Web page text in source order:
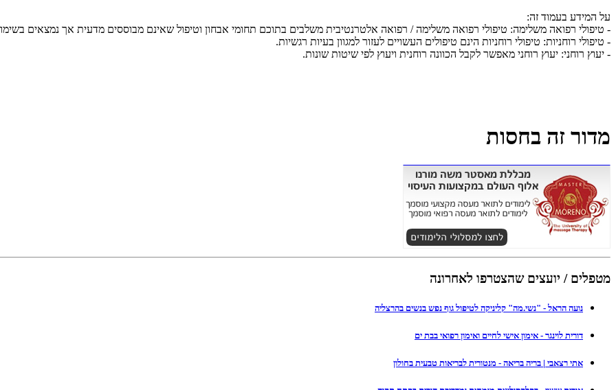
על המידע בעמוד זה:
- טיפולי רפואה משלימה: טיפולי רפואה משלימה / רפואה אלטרנטיבית משלבים בתוכם תחומי אבחון וטיפול שאינם מבוססים מדעית אך נמצאים
- טיפולי רוחניות: טיפולי רוחניות הינם טיפולים העשויים לעזור למגוון בעיות רגשיות.
- יעוץ רוחני: יעוץ רוחני מאפשר לקבל הכוונה רוחנית ויעוץ לפי שיטות שונות.
מדור זה בחסות
מטפלים / יועצים שהצטרפו לאחרונה
נועה הראל - "נשי.מה" קליניקה לטיפול גוף נפש בנשים בהרצליה
דורית לוינגר - אימון אישי לחיים ואימון רפואי בבת ים
אתי רצאבי | בריה בריאה - מנטורית לבריאות טבעית בחולון